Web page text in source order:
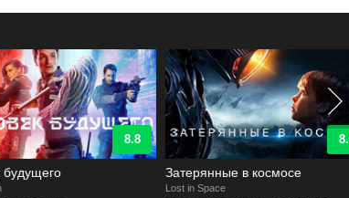
8.8 8.6
Затерянные в космосе
Lost in Space